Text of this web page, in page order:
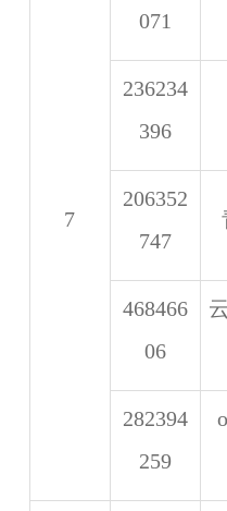
7
071
236234
396
206352
747
468466
06
282394
259